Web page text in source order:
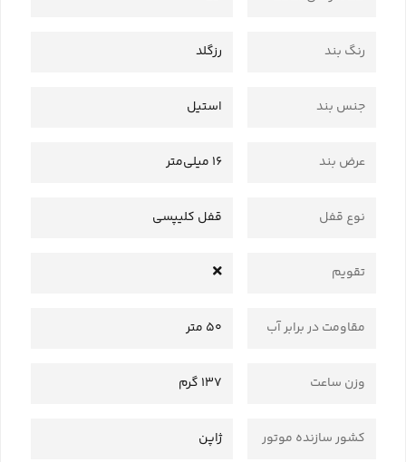
رنگ بند رزگلد
جنس بند استیل
عرض بند 16 میلی‌متر
نوع قفل قفل کلیپسی
تقویم
مقاومت در برابر آب 50 متر
وزن ساعت 137 گرم
کشور سازنده موتور ژاپن